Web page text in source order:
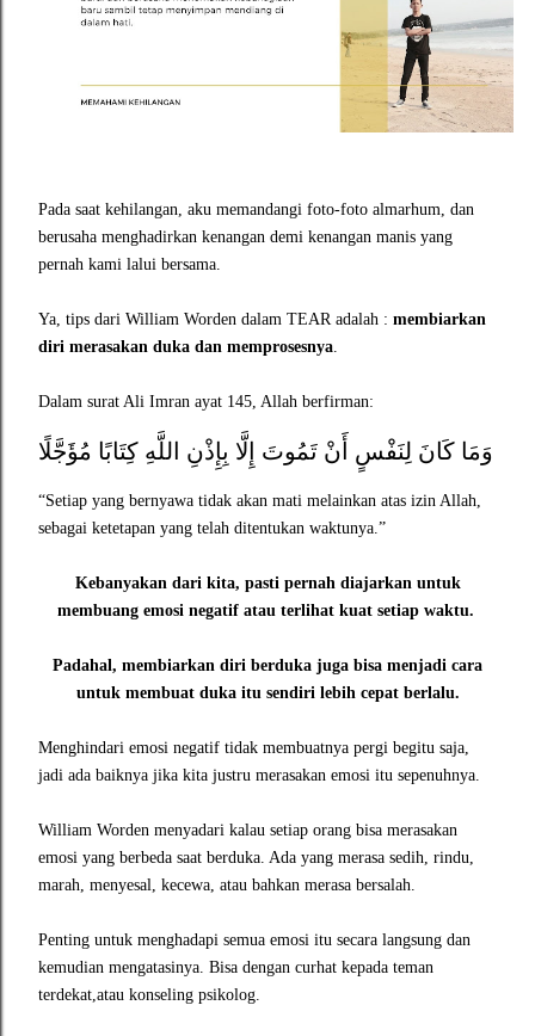
Pada saat kehilangan, aku memandangi foto-foto almarhum, dan
berusaha menghadirkan kenangan demi kenangan manis yang
pernah kami lalui bersama.
Ya, tips dari William Worden dalam TEAR adalah : membiarkan
diri merasakan duka dan memprosesnya
Dalam surat Ali Imran ayat 145, Allah berfirman:
وَمَا كَانَ لِنَفْسٍ أَنْ تَمُوتَ إِلَّا بِإِذْنِ اللَّهِ كِتَابًا مُؤَجَّلًا
“Setiap yang bernyawa tidak akan mati melainkan atas izin Allah,
sebagai ketetapan yang telah ditentukan waktunya.”
Kebanyakan dari kita, pasti pernah diajarkan untuk
membuang emosi negatif atau terlihat kuat setiap waktu.
Padahal, membiarkan diri berduka juga bisa menjadi cara
untuk membuat duka itu sendiri lebih cepat berlalu.
Menghindari emosi negatif tidak membuatnya pergi begitu saja,
jadi ada baiknya jika kita justru merasakan emosi itu sepenuhnya.
William Worden menyadari kalau setiap orang bisa merasakan
emosi yang berbeda saat berduka. Ada yang merasa sedih, rindu,
marah, menyesal, kecewa, atau bahkan merasa bersalah.
Penting untuk menghadapi semua emosi itu secara langsung dan
kemudian mengatasinya. Bisa dengan curhat kepada teman
terdekat,atau konseling psikolog.